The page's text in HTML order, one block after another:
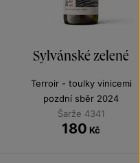
Sylvánské zelené
Terroir - toulky vinicemi
pozdní sběr 2024
Šarže 4341
180 Kč